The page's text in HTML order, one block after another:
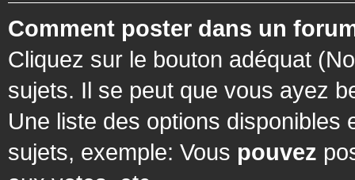
Comment poster dans un
Cliquez sur le bouton adéquat
sujets. Il se peut que vous ayez
Une liste des options
sujets, exemple: Vous pouvez